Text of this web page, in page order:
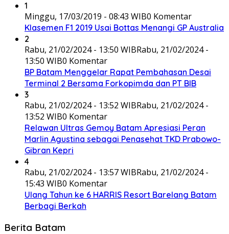
1
Minggu, 17/03/2019 - 08:43 WIB0 Komentar
Klasemen F1 2019 Usai Bottas Menangi GP Australia
2
Rabu, 21/02/2024 - 13:50 WIBRabu, 21/02/2024 -
13:50 WIB0 Komentar
BP Batam Menggelar Rapat Pembahasan Desai
Terminal 2 Bersama Forkopimda dan PT BIB
3
Rabu, 21/02/2024 - 13:52 WIBRabu, 21/02/2024 -
13:52 WIB0 Komentar
Relawan Ultras Gemoy Batam Apresiasi Peran
Marlin Agustina sebagai Penasehat TKD Prabowo-
Gibran Kepri
4
Rabu, 21/02/2024 - 13:57 WIBRabu, 21/02/2024 -
15:43 WIB0 Komentar
Ulang Tahun ke 6 HARRIS Resort Barelang Batam
Berbagi Berkah
Berita Batam